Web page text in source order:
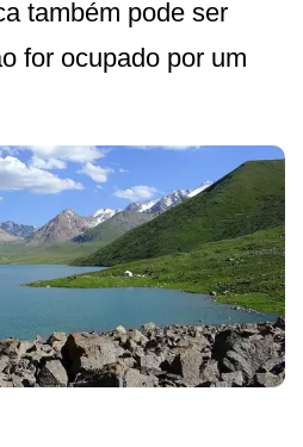
também pode ser
for ocupado por um